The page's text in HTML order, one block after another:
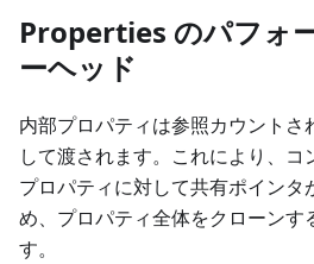
Properties のパフォ
ーヘッド
内部プロパティは参照カウントさ
して渡されます。これにより、
プロパティに対して共有ポインタ
め、プロパティ全体をクローンす
す。